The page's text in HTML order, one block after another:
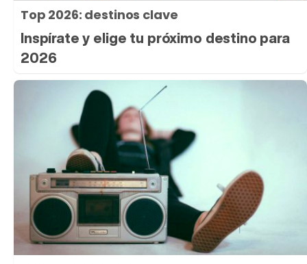
Top 2026: destinos clave
Inspírate y elige tu próximo destino para
2026